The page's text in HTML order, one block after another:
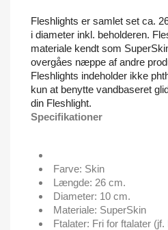
Fleshlights er samlet set ca.
i diameter inkl. beholderen.
materiale kendt som
overgåes næppe af andre
Fleshlights indeholder ikke
kun at benytte vandbaseret
din Fleshlight.
Specifikationer
Farve: Skin
Længde: 26 cm.
Diameter: 10 cm.
Materiale: SuperSkin
Ftalater: Fri for ftalater